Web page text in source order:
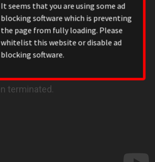
It seems that you are using some ad
blocking software which is preventing
the page from fully loading. Please
whitelist this website or disable ad
blocking software.